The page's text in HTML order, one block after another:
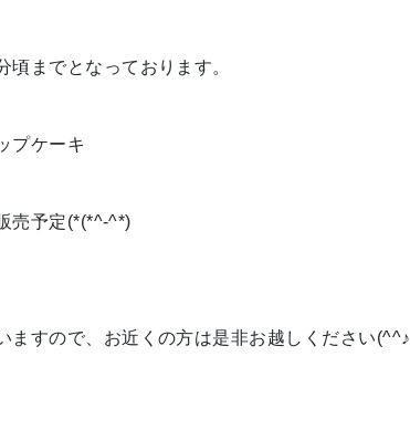
までとなっております。
プケーキ
売予定(*(*^-^*)
すので、お近くの方は是非お越しください(^^♪